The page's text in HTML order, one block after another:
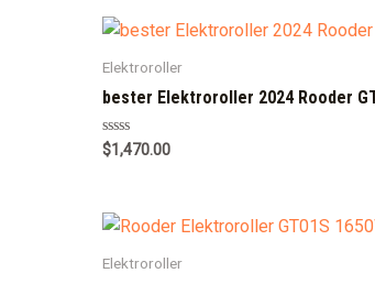
Elektroroller
bester Elektroroller 2024 Rooder
Rated
0
$1,470.00
Elektroroller